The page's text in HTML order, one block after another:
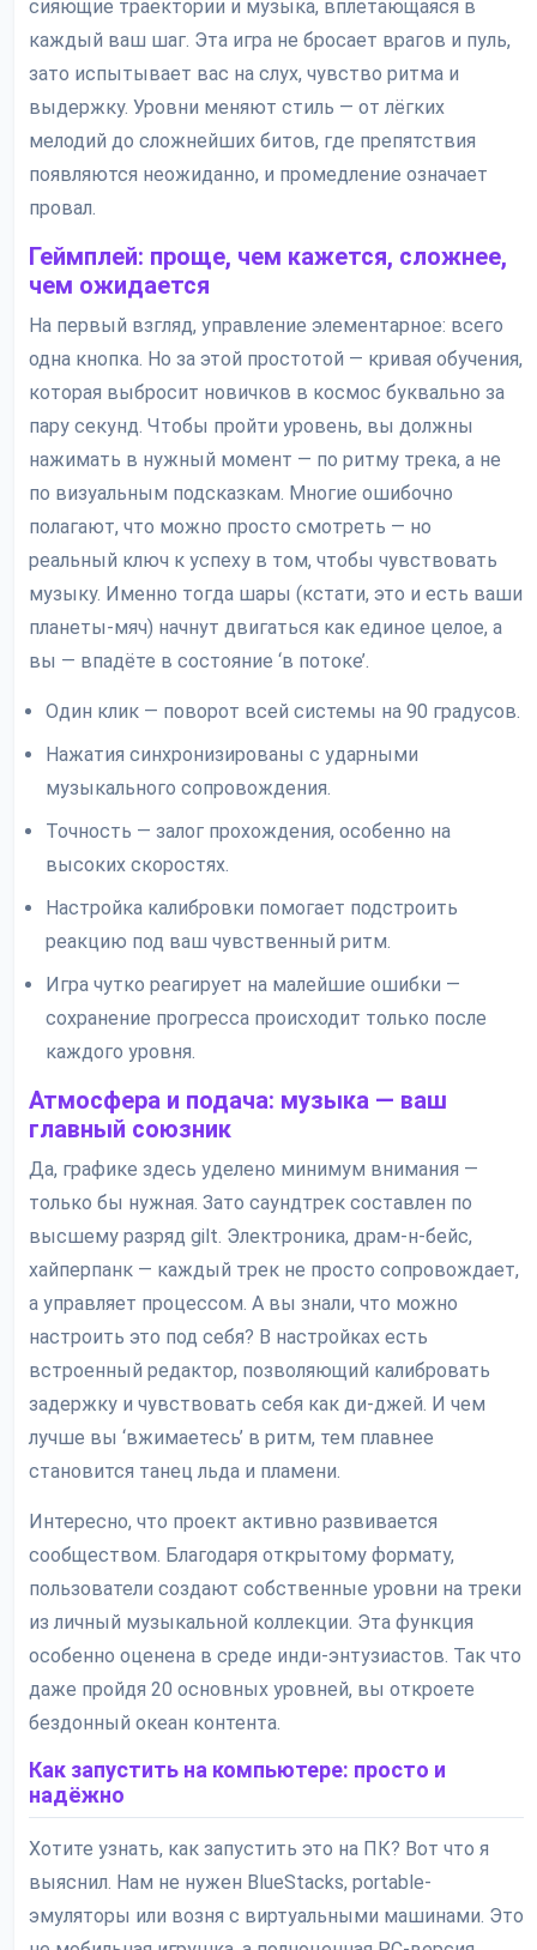
сияющие траектории и музыка, вплетающаяся в
каждый ваш шаг. Эта игра не бросает врагов и пуль,
зато испытывает вас на слух, чувство ритма и
выдержку. Уровни меняют стиль — от лёгких
мелодий до сложнейших битов, где препятствия
появляются неожиданно, и промедление означает
провал.
Геймплей: проще, чем кажется, сложнее,
чем ожидается
На первый взгляд, управление элементарное: всего
одна кнопка. Но за этой простотой — кривая обучения,
которая выбросит новичков в космос буквально за
пару секунд. Чтобы пройти уровень, вы должны
нажимать в нужный момент — по ритму трека, а не
по визуальным подсказкам. Многие ошибочно
полагают, что можно просто смотреть — но
реальный ключ к успеху в том, чтобы чувствовать
музыку. Именно тогда шары (кстати, это и есть ваши
планеты-мяч) начнут двигаться как единое целое, а
вы — впадёте в состояние ‘в потоке’.
Один клик — поворот всей системы на 90 градусов.
Нажатия синхронизированы с ударными
музыкального сопровождения.
Точность — залог прохождения, особенно на
высоких скоростях.
Настройка калибровки помогает подстроить
реакцию под ваш чувственный ритм.
Игра чутко реагирует на малейшие ошибки —
сохранение прогресса происходит только после
каждого уровня.
Атмосфера и подача: музыка — ваш
главный союзник
Да, графике здесь уделено минимум внимания —
только бы нужная. Зато саундтрек составлен по
высшему разряд gilt. Электроника, драм-н-бейс,
хайперпанк — каждый трек не просто сопровождает,
а управляет процессом. А вы знали, что можно
настроить это под себя? В настройках есть
встроенный редактор, позволяющий калибровать
задержку и чувствовать себя как ди-джей. И чем
лучше вы ‘вжимаетесь’ в ритм, тем плавнее
становится танец льда и пламени.
Интересно, что проект активно развивается
сообществом. Благодаря открытому формату,
пользователи создают собственные уровни на треки
из личный музыкальной коллекции. Эта функция
особенно оценена в среде инди-энтузиастов. Так что
даже пройдя 20 основных уровней, вы откроете
бездонный океан контента.
Как запустить на компьютере: просто и
надёжно
Хотите узнать, как запустить это на ПК? Вот что я
выяснил. Нам не нужен BlueStacks, portable-
эмуляторы или возня с виртуальными машинами. Это